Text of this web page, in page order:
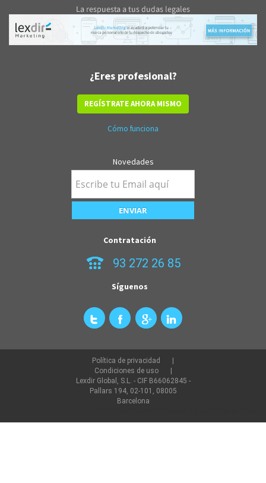
¿Eres profesional?
REGÍSTRATE AHORA MISMO
Cómo funciona
Novedades
Contratación
93 272 26 85
Síguenos
Política de privacidad
Condiciones de uso
Lexdir Global, S.L. - CIF B66062845 -
Pallars 194, 02-101, 08005
Barcelona